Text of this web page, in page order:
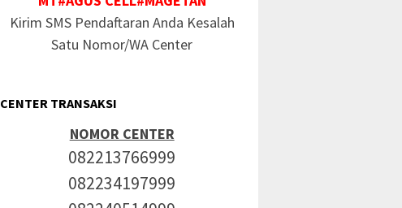
Kirim SMS Pendaftaran Anda Kesalah
Satu Nomor/WA Center
CENTER TRANSAKSI
NOMOR CENTER
082213766999
082234197999